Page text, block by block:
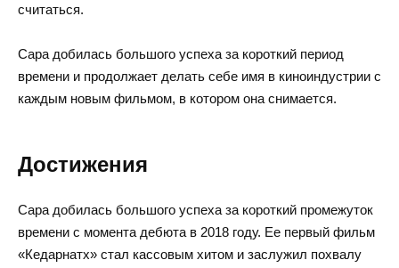
считаться.
Сара добилась большого успеха за короткий период
времени и продолжает делать себе имя в киноиндустрии с
каждым новым фильмом, в котором она снимается.
Достижения
Сара добилась большого успеха за короткий промежуток
времени с момента дебюта в 2018 году. Ее первый фильм
«Кедарнатх» стал кассовым хитом и заслужил похвалу